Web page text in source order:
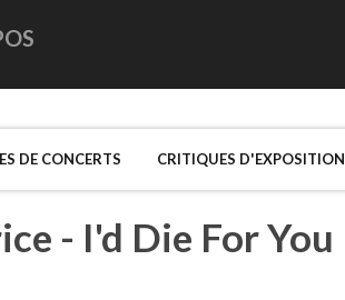
DE CONCERTS CRITIQUES
- I'd Die For You